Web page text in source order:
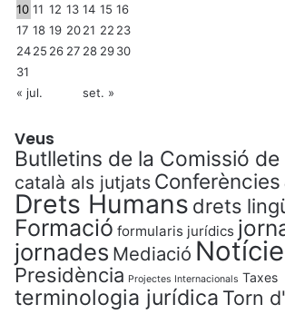
10 11 12 13 14 15 16
17 18 19 2021 22 23
2425 26 27 28 2930
31
« jul.
set. »
Veus
Butlletins de la Comissió de
català als jutjats Conferències
Drets Humans drets
Formació formularis jurídics
jornades Mediació
Presidència Projectes Internacionals Taxes
terminologia jurídica Torn